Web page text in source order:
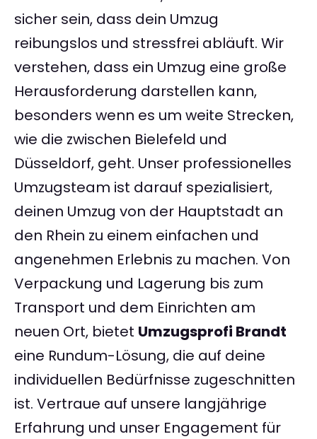
sicher sein, dass dein Umzug
reibungslos und stressfrei abläuft. Wir
verstehen, dass ein Umzug eine große
Herausforderung darstellen kann,
besonders wenn es um weite Strecken,
wie die zwischen Bielefeld und
Düsseldorf, geht. Unser professionelles
Umzugsteam ist darauf spezialisiert,
deinen Umzug von der Hauptstadt an
den Rhein zu einem einfachen und
angenehmen Erlebnis zu machen. Von
Verpackung und Lagerung bis zum
Transport und dem Einrichten am
neuen Ort, bietet Umzugsprofi Brandt
eine Rundum-Lösung, die auf deine
individuellen Bedürfnisse zugeschnitten
ist. Vertraue auf unsere langjährige
Erfahrung und unser Engagement für